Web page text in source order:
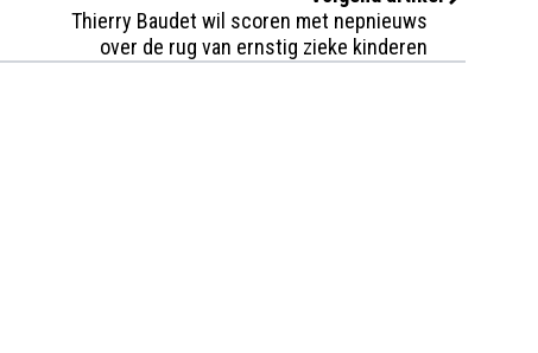
Thierry Baudet wil scoren met nepnieuws
over de rug van ernstig zieke kinderen